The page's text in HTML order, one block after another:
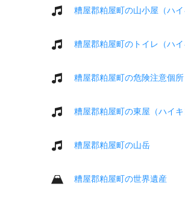
糟屋郡粕屋町の山小屋（ハ
糟屋郡粕屋町のトイレ（ハ
糟屋郡粕屋町の危険注意個
糟屋郡粕屋町の東屋（ハイ
糟屋郡粕屋町の山岳
糟屋郡粕屋町の世界遺産